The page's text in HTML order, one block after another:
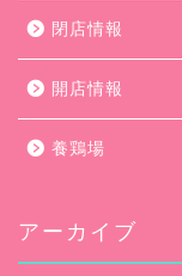
閉店情報
開店情報
養鶏場
アーカイブ